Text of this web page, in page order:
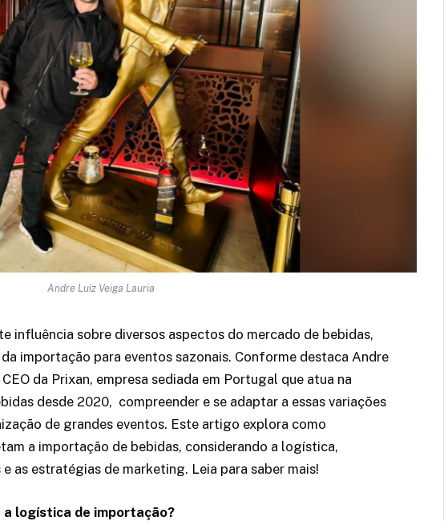
Andre Luiz Veiga Lauria
influência sobre diversos aspectos do mercado de bebidas,
importação para eventos sazonais. Conforme destaca Andre
da Prixan, empresa sediada em Portugal que atua na
desde 2020, compreender e se adaptar a essas variações
de grandes eventos. Este artigo explora como
a importação de bebidas, considerando a logística,
as estratégias de marketing. Leia para saber mais!
logística de importação?